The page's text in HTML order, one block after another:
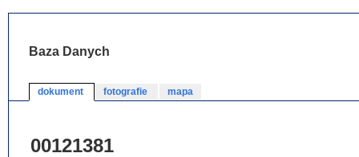
Baza Danych
dokument fotografie mapa
00121381